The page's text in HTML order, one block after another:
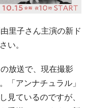
里子さん主演の新ド
い。
放送で、現在撮影
「アンナチュラル」
見ているのですが、